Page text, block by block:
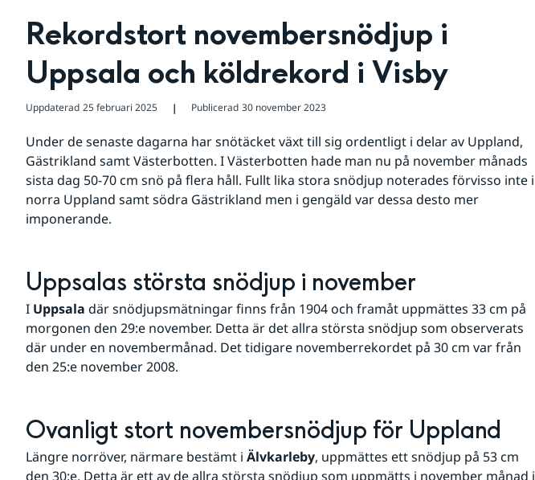
Rekordstort novembersnödjup i
Uppsala och köldrekord i Visby
Uppdaterad 25 februari 2025 ❘ Publicerad 30 november 2023
Under de senaste dagarna har snötäcket växt till sig ordentligt i delar av Uppland,
Gästrikland samt Västerbotten. I Västerbotten hade man nu på november månads
sista dag 50-70 cm snö på flera håll. Fullt lika stora snödjup noterades förvisso inte i
norra Uppland samt södra Gästrikland men i gengäld var dessa desto mer
imponerande.
Uppsalas största snödjup i november
I Uppsala där snödjupsmätningar finns från 1904 och framåt uppmättes 33 cm på
morgonen den 29:e november. Detta är det allra största snödjup som observerats
där under en novembermånad. Det tidigare novemberrekordet på 30 cm var från
den 25:e november 2008.
Ovanligt stort novembersnödjup för Uppland
Längre norröver, närmare bestämt i Älvkarleby, uppmättes ett snödjup på 53 cm
den 30:e. Detta är ett av de allra största snödjup som uppmätts i november månad i